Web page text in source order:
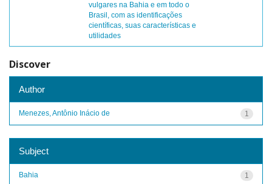
vulgares na Bahia e em todo o
Brasil, com as identificações
científicas, suas características e
utilidades
Discover
Author
1
Menezes, Antônio Inácio de
Subject
1
Bahia